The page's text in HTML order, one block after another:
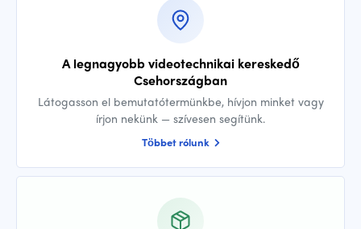
A legnagyobb videotechnikai kereskedő
Csehországban
Látogasson el bemutatótermünkbe, hívjon minket vagy
írjon nekünk — szívesen segítünk.
Többet rólunk